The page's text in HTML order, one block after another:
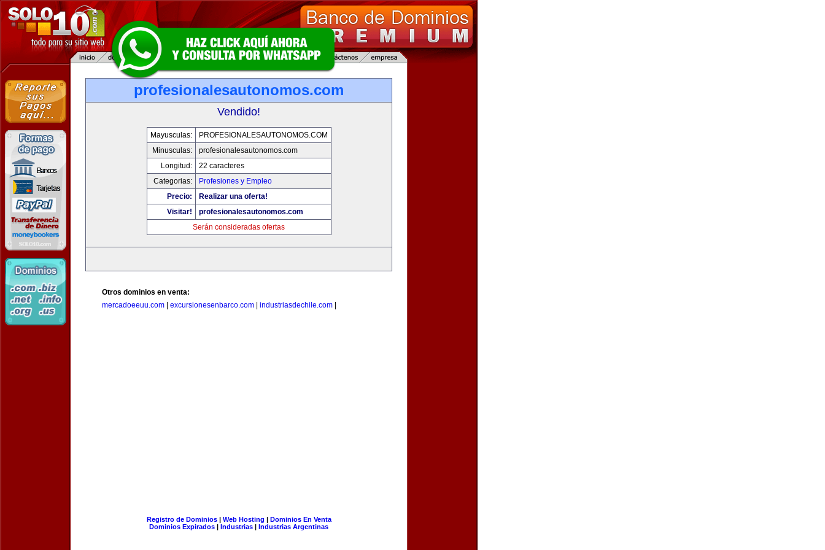
profesionalesautonomos.com
Vendido!
Mayusculas:
PROFESIONALESAUTONOMOS.COM
Minusculas:
profesionalesautonomos.com
Longitud:
22 caracteres
Categorias:
Profesiones y Empleo
Precio:
Realizar una oferta!
Visitar!
profesionalesautonomos.com
Serán consideradas ofertas
Otros dominios en venta:
mercadoeeuu.com
excursionesenbarco.com industriasdechile.com
Registro de Dominios| Web Hosting | Dominios En Venta
Dominios Expirados | Industrias | Industrias Argentinas